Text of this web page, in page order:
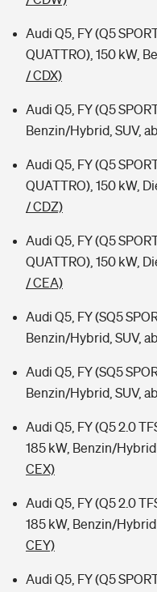
Audi Q5, FY (Q5
QUATTRO), 150 kW,
/ CDX)
Audi Q5, FY (Q5
Benzin/Hybrid, SUV,
Audi Q5, FY (Q5
QUATTRO), 150 kW,
/ CDZ)
Audi Q5, FY (Q5
QUATTRO), 150 kW,
/ CEA)
Audi Q5, FY (SQ5
Benzin/Hybrid, SUV,
Audi Q5, FY (SQ5
Benzin/Hybrid, SUV,
Audi Q5, FY (Q5 2.0
185 kW, Benzin/
CEX)
Audi Q5, FY (Q5 2.0
185 kW, Benzin/
CEY)
Audi Q5, FY (Q5